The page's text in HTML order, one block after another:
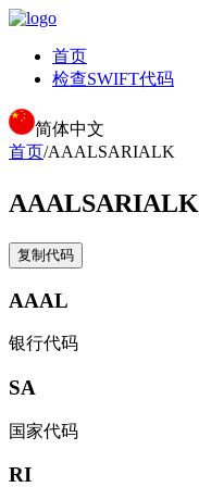
首页
检查SWIFT代码
简体中文
首页/AAALSARIALK
AAALSARIALK
复制代码
AAAL
银行代码
SA
国家代码
RI